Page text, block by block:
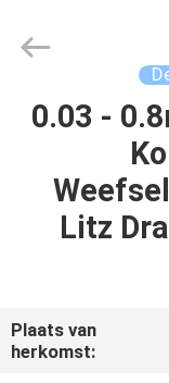
HUIS
ONGEVEER
ONS
Material
Co,.Ltd.
0.03 -
Litz
Plaats van
herkomst: